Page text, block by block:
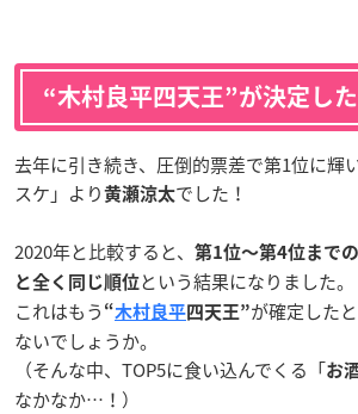
“木村良平四天王”が決定し
去年に引き続き、圧倒的票差で第1位に輝
スケ」より 黄瀬涼太でした！
2020年と比較すると、
第1位〜第4位まで
と全く同じ順位という結果になりました。
これはもう “木村良平 四天王”が確定した
ないでしょうか。
（そんな中、TOP5に食い込んでくる「お
なかなか…！）